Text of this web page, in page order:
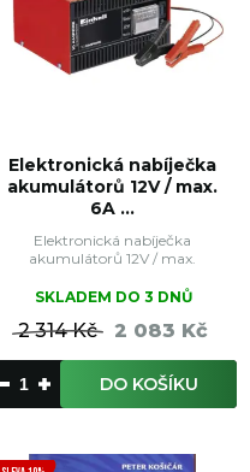
Elektronická nabíječka
akumulátorů 12V / max.
6A ...
Elektronická nabíječka
akumulátorů 12V / max.
SKLADEM DO 3 DNŮ
2 314 Kč 2 083 Kč
DO KOŠÍKU